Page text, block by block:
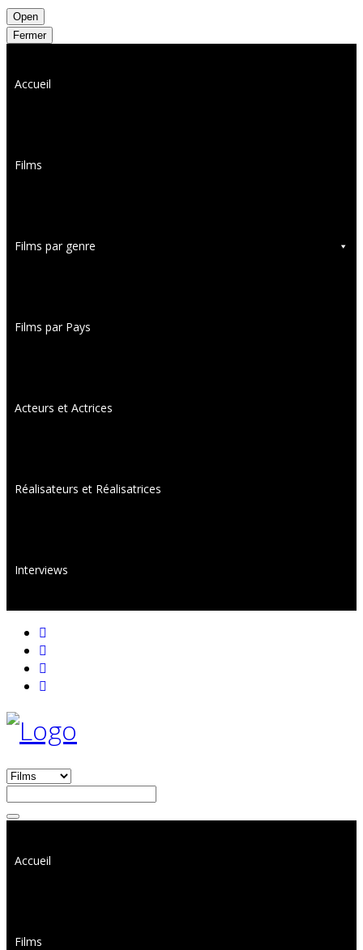
Open
Fermer
Accueil
Films
Films par genre
Films par Pays
Acteurs et Actrices
Réalisateurs et Réalisatrices
Interviews
Accueil
Films